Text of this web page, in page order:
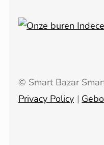
© Smart Bazar
Privacy Policy